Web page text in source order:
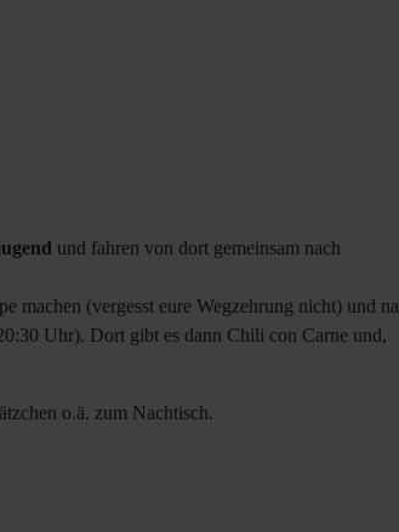
und fahren von dort gemeinsam nach
machen (vergesst eure Wegzehrung nicht) und
Uhr). Dort gibt es dann Chili con Carne und,
o.ä. zum Nachtisch.